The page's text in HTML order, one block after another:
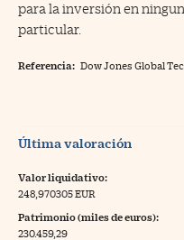
para la inversión en
particular.
Referencia: Dow Jones Global
Última valoración
Valor liquidativo:
248,970305 EUR
Patrimonio (miles de euros):
230.459,29